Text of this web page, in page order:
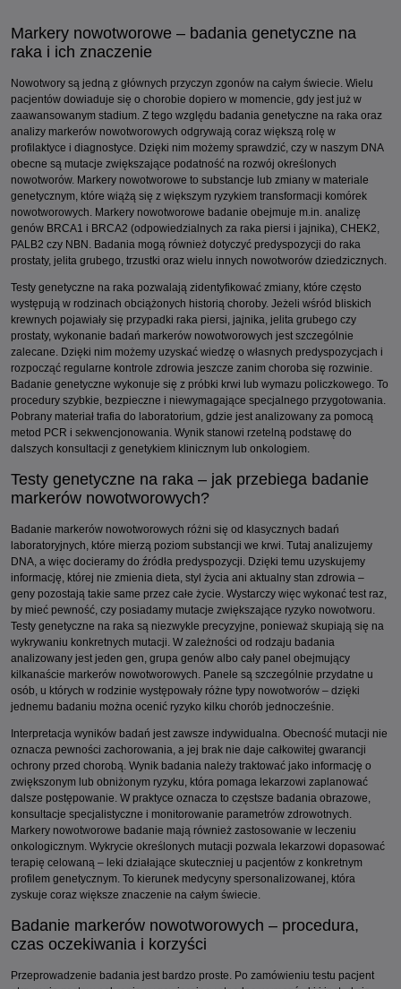
Markery nowotworowe – badania genetyczne na
raka i ich znaczenie
Nowotwory są jedną z głównych przyczyn zgonów na całym świecie. Wielu
pacjentów dowiaduje się o chorobie dopiero w momencie, gdy jest już w
zaawansowanym stadium. Z tego względu badania genetyczne na raka oraz
analizy markerów nowotworowych odgrywają coraz większą rolę w
profilaktyce i diagnostyce. Dzięki nim możemy sprawdzić, czy w naszym DNA
obecne są mutacje zwiększające podatność na rozwój określonych
nowotworów. Markery nowotworowe to substancje lub zmiany w materiale
genetycznym, które wiążą się z większym ryzykiem transformacji komórek
nowotworowych. Markery nowotworowe badanie obejmuje m.in. analizę
genów BRCA1 i BRCA2 (odpowiedzialnych za raka piersi i jajnika), CHEK2,
PALB2 czy NBN. Badania mogą również dotyczyć predyspozycji do raka
prostaty, jelita grubego, trzustki oraz wielu innych nowotworów dziedzicznych.
Testy genetyczne na raka pozwalają zidentyfikować zmiany, które często
występują w rodzinach obciążonych historią choroby. Jeżeli wśród bliskich
krewnych pojawiały się przypadki raka piersi, jajnika, jelita grubego czy
prostaty, wykonanie badań markerów nowotworowych jest szczególnie
zalecane. Dzięki nim możemy uzyskać wiedzę o własnych predyspozycjach i
rozpocząć regularne kontrole zdrowia jeszcze zanim choroba się rozwinie.
Badanie genetyczne wykonuje się z próbki krwi lub wymazu policzkowego. To
procedury szybkie, bezpieczne i niewymagające specjalnego przygotowania.
Pobrany materiał trafia do laboratorium, gdzie jest analizowany za pomocą
metod PCR i sekwencjonowania. Wynik stanowi rzetelną podstawę do
dalszych konsultacji z genetykiem klinicznym lub onkologiem.
Testy genetyczne na raka – jak przebiega badanie
markerów nowotworowych?
Badanie markerów nowotworowych różni się od klasycznych badań
laboratoryjnych, które mierzą poziom substancji we krwi. Tutaj analizujemy
DNA, a więc docieramy do źródła predyspozycji. Dzięki temu uzyskujemy
informację, której nie zmienia dieta, styl życia ani aktualny stan zdrowia –
geny pozostają takie same przez całe życie. Wystarczy więc wykonać test raz,
by mieć pewność, czy posiadamy mutacje zwiększające ryzyko nowotworu.
Testy genetyczne na raka są niezwykle precyzyjne, ponieważ skupiają się na
wykrywaniu konkretnych mutacji. W zależności od rodzaju badania
analizowany jest jeden gen, grupa genów albo cały panel obejmujący
kilkanaście markerów nowotworowych. Panele są szczególnie przydatne u
osób, u których w rodzinie występowały różne typy nowotworów – dzięki
jednemu badaniu można ocenić ryzyko kilku chorób jednocześnie.
Interpretacja wyników badań jest zawsze indywidualna. Obecność mutacji nie
oznacza pewności zachorowania, a jej brak nie daje całkowitej gwarancji
ochrony przed chorobą. Wynik badania należy traktować jako informację o
zwiększonym lub obniżonym ryzyku, która pomaga lekarzowi zaplanować
dalsze postępowanie. W praktyce oznacza to częstsze badania obrazowe,
konsultacje specjalistyczne i monitorowanie parametrów zdrowotnych.
Markery nowotworowe badanie mają również zastosowanie w leczeniu
onkologicznym. Wykrycie określonych mutacji pozwala lekarzowi dopasować
terapię celowaną – leki działające skuteczniej u pacjentów z konkretnym
profilem genetycznym. To kierunek medycyny spersonalizowanej, która
zyskuje coraz większe znaczenie na całym świecie.
Badanie markerów nowotworowych – procedura,
czas oczekiwania i korzyści
Przeprowadzenie badania jest bardzo proste. Po zamówieniu testu pacjent